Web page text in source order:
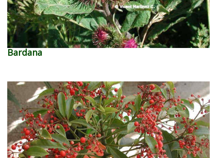
Bardana